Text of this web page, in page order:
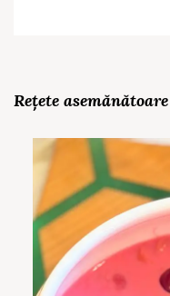
Rețete asemănătoare